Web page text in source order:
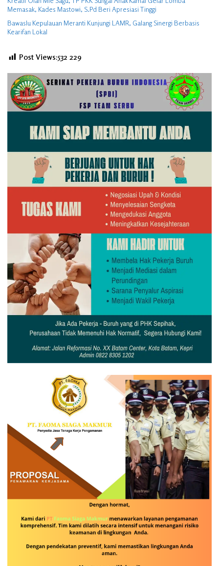
Memasak, Kades Mastowi, S.Pd Beri Apresiasi Tinggi
Bawaslu Kepulauan Meranti Kunjungi LAMR, Galang Sinergi Berbasis
Kearifan Lokal
Post Views:532 229